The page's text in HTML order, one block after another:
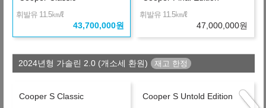
선수+보증금
※ 정비 : 미포함
휘발유 11.5㎞/ℓ
43,700,000원
휘발유 11.5㎞/ℓ
47,000,000원
2024년형 가솔린 2.0 (개소세 환원)
Cooper S Classic Cooper S Untold Edition